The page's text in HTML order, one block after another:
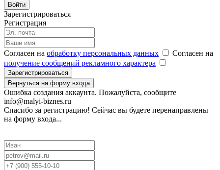
Войти
Зарегистрироваться
Регистрация
Согласен на обработку персональных данных
Согласен на
получение сообщений рекламного характера
Зарегистрироваться
Вернуться на форму входа
Ошибка создания аккаунта. Пожалуйста, сообщите
info@malyi-biznes.ru
Спасибо за регистрацию! Сейчас вы будете перенаправлены
на форму входа...